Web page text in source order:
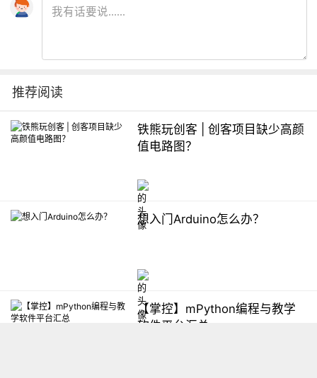
推荐阅读
铁熊玩创客 | 创客项目缺少高颜
值电路图？
想入门Arduino怎么办？
【掌控】mPython编程与教学
软件平台汇总